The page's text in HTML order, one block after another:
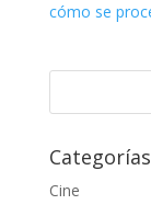
cómo se
Categorías
Cine